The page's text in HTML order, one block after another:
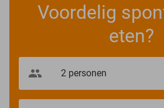
Voordelig
eten?